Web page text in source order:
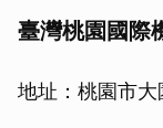
臺灣桃園國際
地址：桃園市